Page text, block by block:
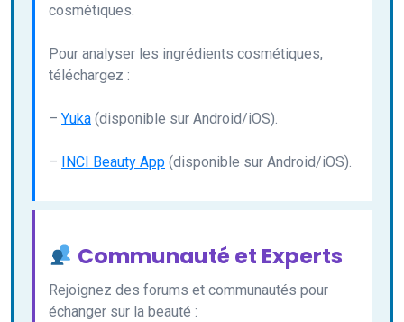
cosmétiques.
Pour analyser les ingrédients cosmétiques,
téléchargez :
– Yuka (disponible sur Android/iOS).
– INCI Beauty App (disponible sur Android/iOS).
Communauté et Experts
Rejoignez des forums et communautés pour
échanger sur la beauté :